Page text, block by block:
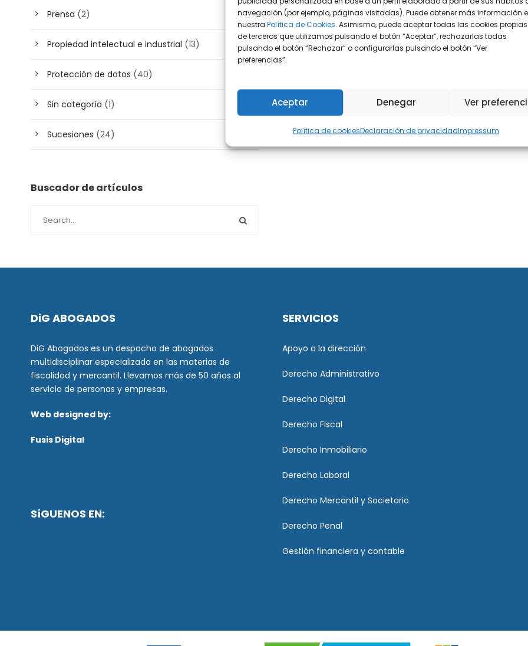
navegación (por ejemplo, páginas visitadas). Puede obtener más información
nuestra Política de Cookies. Asimismo, puede aceptar todas las cookies
de terceros que utilizamos pulsando el botón “Aceptar”, rechazarlas todas
pulsando el botón “Rechazar” o configurarlas pulsando el botón “Ver
preferencias”.
Aceptar Denegar Ver
Política de cookiesDeclaración de privacidadImpressum
Prensa (2)
Propiedad intelectual e industrial (13)
Protección de datos (40)
Sin categoría (1)
Sucesiones (24)
Buscador de artículos
DiG ABOGADOS
DiG Abogados es un despacho de abogados
multidisciplinar especializado en las materias de
fiscalidad y mercantil. Llevamos más de 50 años al
servicio de personas y empresas.
Web designed by:
Fusis Digital
SíGUENOS EN:
SERVICIOS
Apoyo a la dirección
Derecho Administrativo
Derecho Digital
Derecho Fiscal
Derecho Inmobiliario
Derecho Laboral
Derecho Mercantil y Societario
Derecho Penal
Gestión financiera y contable